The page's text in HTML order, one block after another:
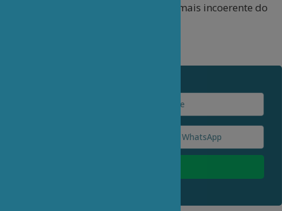
Assim, o artigo será talvez ainda mais incoerente do